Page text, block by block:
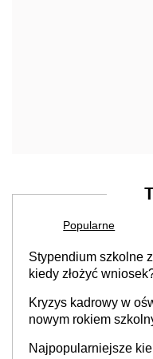
Popularne
Stypendium szkolne
kiedy złożyć
Kryzys kadrowy w
nowym rokiem
Najpopularniejsze